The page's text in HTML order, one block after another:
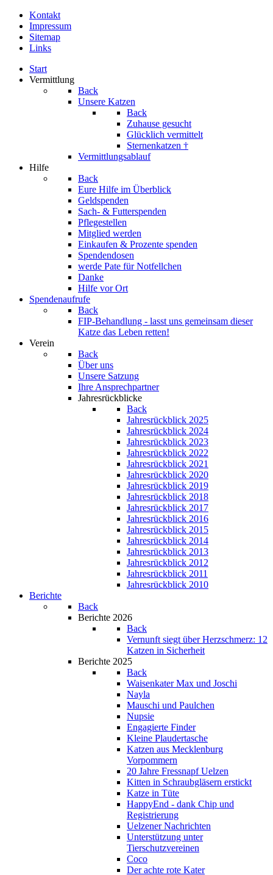
Kontakt
Impressum
Sitemap
Links
Start
Vermittlung
Back
Unsere Katzen
Back
Zuhause gesucht
Glücklich vermittelt
Sternenkatzen †
Vermittlungsablauf
Hilfe
Back
Eure Hilfe im Überblick
Geldspenden
Sach- & Futterspenden
Pflegestellen
Mitglied werden
Einkaufen & Prozente spenden
Spendendosen
werde Pate für Notfellchen
Danke
Hilfe vor Ort
Spendenaufrufe
Back
FIP-Behandlung - lasst uns gemeinsam dieser
Katze das Leben retten!
Verein
Back
Über uns
Unsere Satzung
Ihre Ansprechpartner
Jahresrückblicke
Back
Jahresrückblick 2025
Jahresrückblick 2024
Jahresrückblick 2023
Jahresrückblick 2022
Jahresrückblick 2021
Jahresrückblick 2020
Jahresrückblick 2019
Jahresrückblick 2018
Jahresrückblick 2017
Jahresrückblick 2016
Jahresrückblick 2015
Jahresrückblick 2014
Jahresrückblick 2013
Jahresrückblick 2012
Jahresrückblick 2011
Jahresrückblick 2010
Berichte
Back
Berichte 2026
Back
Vernunft siegt über Herzschmerz: 12
Katzen in Sicherheit
Berichte 2025
Back
Waisenkater Max und Joschi
Nayla
Mauschi und Paulchen
Nupsie
Engagierte Finder
Kleine Plaudertasche
Katzen aus Mecklenburg
Vorpommern
20 Jahre Fressnapf Uelzen
Kitten in Schraubgläsern erstickt
Katze in Tüte
HappyEnd - dank Chip und
Registrierung
Uelzener Nachrichten
Unterstützung unter
Tierschutzvereinen
Coco
Der achte rote Kater